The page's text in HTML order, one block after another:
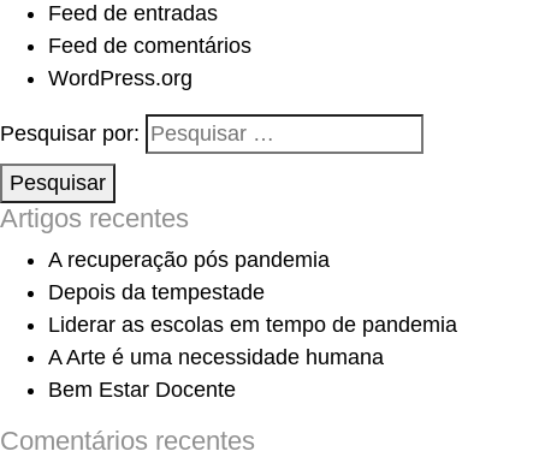
Feed de entradas
Feed de comentários
WordPress.org
Pesquisar por:
Pesquisar
Artigos recentes
A recuperação pós pandemia
Depois da tempestade
Liderar as escolas em tempo de pandemia
A Arte é uma necessidade humana
Bem Estar Docente
Comentários recentes